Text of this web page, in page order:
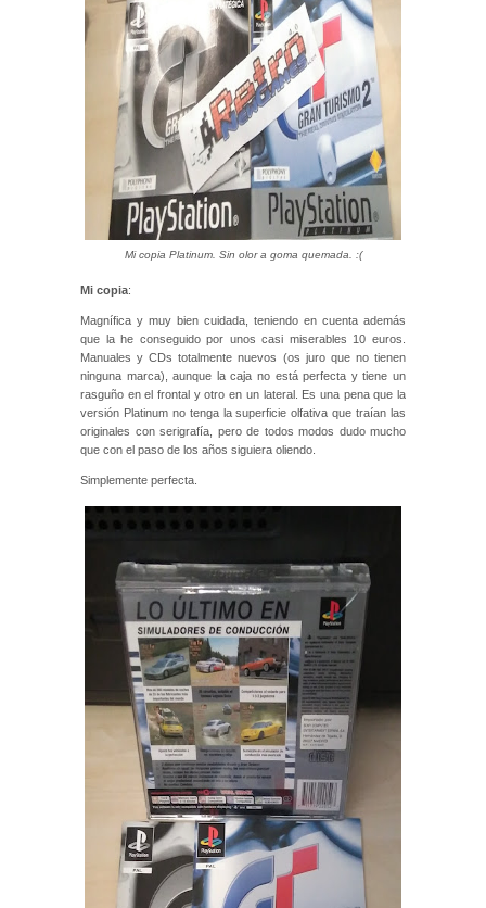
Mi copia Platinum. Sin olor a goma quemada. :(
Mi copia:
Magnífica y muy bien cuidada, teniendo en cuenta además
que la he conseguido por unos casi miserables 10 euros.
Manuales y CDs totalmente nuevos (os juro que no tienen
ninguna marca), aunque la caja no está perfecta y tiene un
rasguño en el frontal y otro en un lateral. Es una pena que la
versión Platinum no tenga la superficie olfativa que traían las
originales con serigrafía, pero de todos modos dudo mucho
que con el paso de los años siguiera oliendo.
Simplemente perfecta.